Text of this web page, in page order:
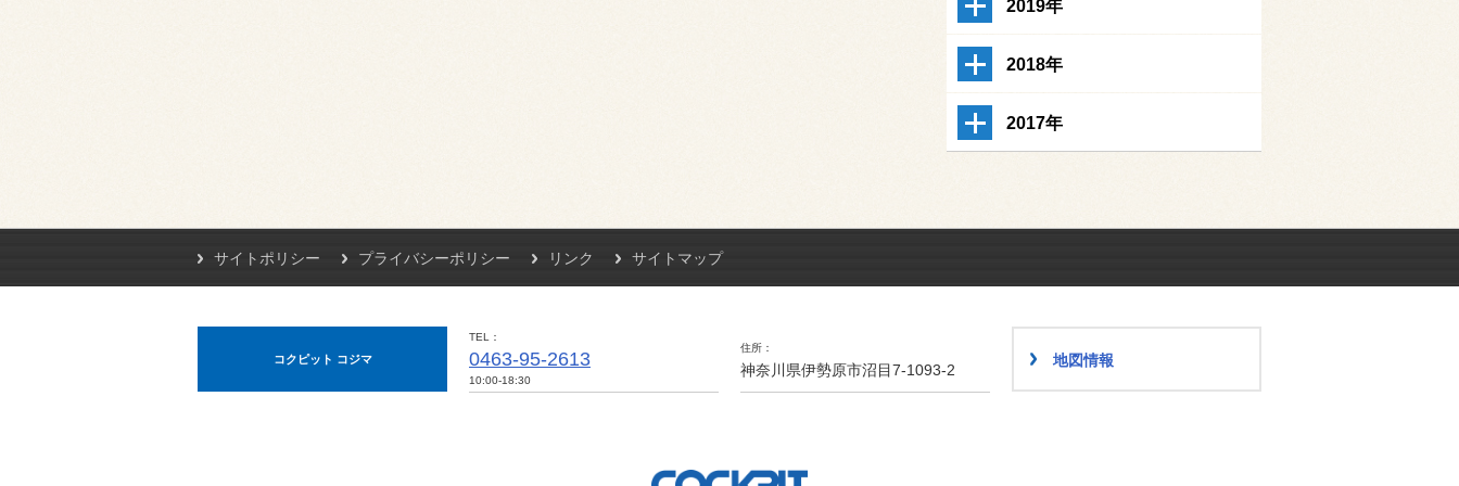
2019年
2018年
2017年
サイトポリシー プライバシーポリシー リンク サイトマップ
コクピット コジマ
TEL
0463-95-2613
10:00-18:30
住所
神奈川県伊勢原市沼目7-1093-2
地図情報